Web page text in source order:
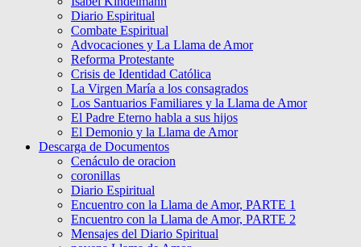
Diario Espiritual
Combate Espiritual
Advocaciones y La Llama de Amor
Reforma Protestante
Crisis de Identidad Católica
La Virgen María a los consagrados
Los Santuarios Familiares y la Llama de Amor
El Padre Eterno habla a sus hijos
El Demonio y la Llama de Amor
Descarga de Documentos
Cenáculo de oracion
coronillas
Diario Espiritual
Encuentro con la Llama de Amor, PARTE 1
Encuentro con la Llama de Amor, PARTE 2
Mensajes del Diario Spiritual